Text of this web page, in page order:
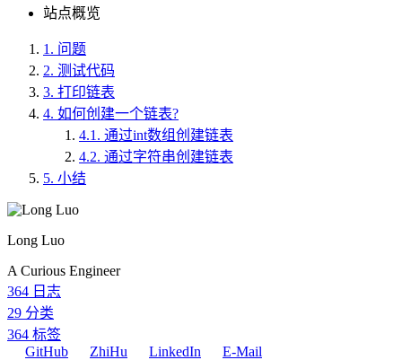
站点概览
1. 问题
2. 测试代码
3. 打印链表
4. 如何创建一个链表?
4.1. 通过int数组创建链表
4.2. 通过字符串创建链表
5. 小结
Long Luo
A Curious Engineer
364 日志
29 分类
364 标签
GitHub
ZhiHu LinkedIn E-Mail